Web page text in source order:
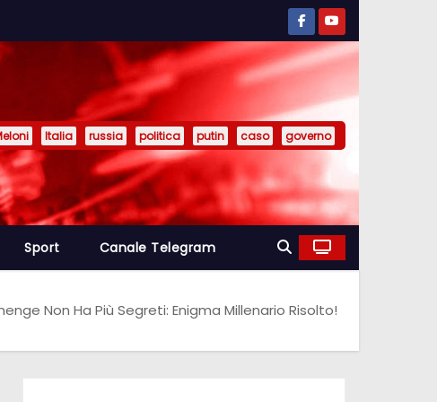
Italia russia politica putin caso governo
Sport Canale Telegram
Non Ha Più Segreti: Enigma Millenario Risolto!